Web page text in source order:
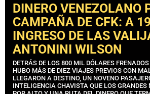
DINERO VENEZOLANO
CAMPAÑA DE CFK: A
INGRESO DE LAS
ANTONINI WILSON
DETRÁS DE LOS 800 MIL DÓLARES
HUBO MÁS DE DIEZ VIAJES PREVIOS CON
LLEGARON A DESTINO, UN NOVENO
INTELIGENCIA CHAVISTA QUE LOS GRANDES